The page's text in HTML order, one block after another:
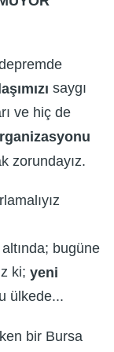
saygı
ve hiç de
zorundayız.
bugüne
ki; yeni
ülkede...
bir Bursa